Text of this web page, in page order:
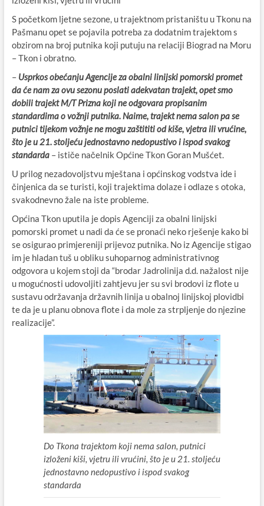
S početkom ljetne sezone, u trajektnom pristaništu u Tkonu na
Pašmanu opet se pojavila potreba za dodatnim trajektom s
obzirom na broj putnika koji putuju na relaciji Biograd na Moru
– Tkon i obratno.
– Usprkos obećanju Agencije za obalni linijski pomorski promet
da će nam za ovu sezonu poslati adekvatan trajekt, opet smo
dobili trajekt M/T Prizna koji ne odgovara propisanim
standardima o vožnji putnika. Naime, trajekt nema salon pa se
putnici tijekom vožnje ne mogu zaštititi od kiše, vjetra ili vrućine,
što je u 21. stoljeću jednostavno nedopustivo i ispod svakog
standarda– ističe načelnik Općine Tkon Goran Mušćet.
U prilog nezadovoljstvu mještana i općinskog vodstva ide i
činjenica da se turisti, koji trajektima dolaze i odlaze s otoka,
svakodnevno žale na iste probleme.
Općina Tkon uputila je dopis Agenciji za obalni linijski
pomorski promet u nadi da će se pronaći neko rješenje kako bi
se osigurao primjereniji prijevoz putnika. No iz Agencije stigao
im je hladan tuš u obliku suhoparnog administrativnog
odgovora u kojem stoji da “brodar Jadrolinija d.d. nažalost nije
u mogućnosti udovoljiti zahtjevu jer su svi brodovi iz flote u
sustavu održavanja državnih linija u obalnoj linijskoj plovidbi
te da je u planu obnova flote i da mole za strpljenje do njezine
realizacije”.
Do Tkona trajektom koji nema salon, putnici
izloženi kiši, vjetru ili vrućini, što je u 21. stoljeću
jednostavno nedopustivo i ispod svakog
standarda